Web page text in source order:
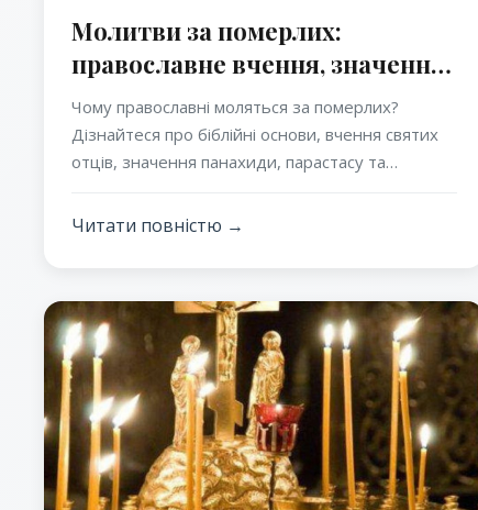
Молитви за померлих:
православне вчення, значення,
вчення святих отців та сила
церковної молитви
Чому православні моляться за померлих?
Дізнайтеся про біблійні основи, вчення святих
отців, значення панахиди, парастасу та
Церкві.
Читати повністю →